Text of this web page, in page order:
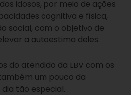
idosos, por meio de ações
cognitiva e física,
social, com o objetivo de
a autoestima deles.
do atendido da LBV com os
um pouco da
tão especial.